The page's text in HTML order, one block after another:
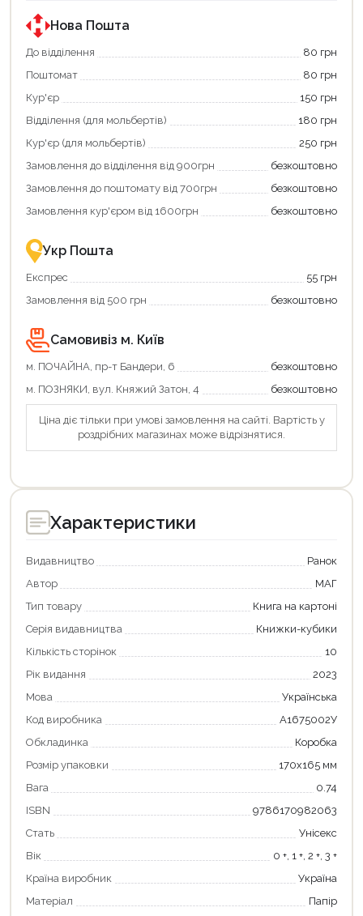
державною
програмою
єКнига.
Використовуйте
карту
щоб
зекономити
та
отримати
переваги!
картою
єКнига
–
зручно
та
державною
програмою
«Національний
кешбек».
покупку
«Національний
кешбек»
та
отримуйте
повернення
Економте
більше
разом
державною
підтримкою!
Нова Пошта
До відділення
80 грн
Поштомат
80 грн
Кур'єр
150 грн
Відділення (для мольбертів)
180 грн
Кур'єр (для мольбертів)
250 грн
Замовлення до відділення від 900грн
безкоштовно
Замовлення до поштомату від 700грн
безкоштовно
Замовлення кур'єром від 1600грн
безкоштовно
Укр Пошта
Експрес
55 грн
Замовлення від 500 грн
безкоштовно
Самовивіз м. Київ
м. ПОЧАЙНА, пр-т Бандери, 6
безкоштовно
м. ПОЗНЯКИ, вул. Княжий Затон, 4
безкоштовно
Ціна діє тільки при умові замовлення на сайті. Вартість у
роздрібних магазинах може відрізнятися.
Характеристики
Видавництво
Ранок
Автор
МАГ
Тип товару
Книга на картоні
Серія видавництва
Книжки-кубики
Кількість сторінок
10
Рік видання
2023
Мова
Українська
Код виробника
А1675002У
Обкладинка
Коробка
Розмір упаковки
170х165 мм
Вага
0.74
ISBN
9786170982063
Стать
Унісекс
Вік
0 +, 1 +, 2 +, 3 +
Країна виробник
Україна
Матеріал
Папір